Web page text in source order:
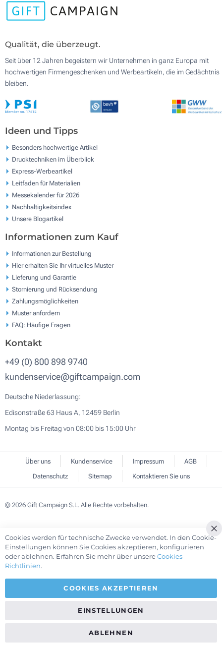
Qualität, die überzeugt.
Seit über 12 Jahren begeistern wir Unternehmen in ganz Europa mit
hochwertigen Firmengeschenken und Werbeartikeln, die im Gedächtnis
bleiben.
Ideen und Tipps
Besonders hochwertige Artikel
Drucktechniken im Überblick
Express-Werbeartikel
Leitfaden für Materialien
Messekalender für 2026
Nachhaltigkeitsindex
Unsere Blogartikel
Informationen zum Kauf
Informationen zur Bestellung
Hier erhalten Sie Ihr virtuelles Muster
Lieferung und Garantie
Stornierung und Rücksendung
Zahlungsmöglichkeiten
Muster anfordern
FAQ: Häufige Fragen
Kontakt
+49 (0) 800 898 9740
kundenservice@giftcampaign.com
Deutsche Niederlassung:
Edisonstraße 63 Haus A, 12459 Berlin
Montag bis Freitag von 08:00 bis 15:00 Uhr
Über uns Kundenservice Impressum
AGB
Datenschutz
Sitemap Kontaktieren Sie uns
© 2026 Gift Campaign S.L. Alle Rechte vorbehalten.
Cookies werden für technische Zwecke verwendet. In den Cookie-
Einstellungen können Sie Cookies akzeptieren, konfigurieren
oder ablehnen. Erfahren Sie mehr über unsereCookies-
Richtlinien.
COOKIES AKZEPTIEREN
EINSTELLUNGEN
ABLEHNEN